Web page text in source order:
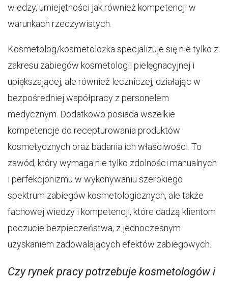
wiedzy, umiejętności jak również kompetencji w
warunkach rzeczywistych.
Kosmetolog/kosmetolożka specjalizuje się nie tylko z
zakresu zabiegów kosmetologii pielęgnacyjnej i
upiększającej, ale również leczniczej, działając w
bezpośredniej współpracy z personelem
medycznym. Dodatkowo posiada wszelkie
kompetencje do recepturowania produktów
kosmetycznych oraz badania ich właściwości. To
zawód, który wymaga nie tylko zdolności manualnych
i perfekcjonizmu w wykonywaniu szerokiego
spektrum zabiegów kosmetologicznych, ale także
fachowej wiedzy i kompetencji, które dadzą klientom
poczucie bezpieczeństwa, z jednoczesnym
uzyskaniem zadowalających efektów zabiegowych.
Czy rynek pracy potrzebuje kosmetologów i